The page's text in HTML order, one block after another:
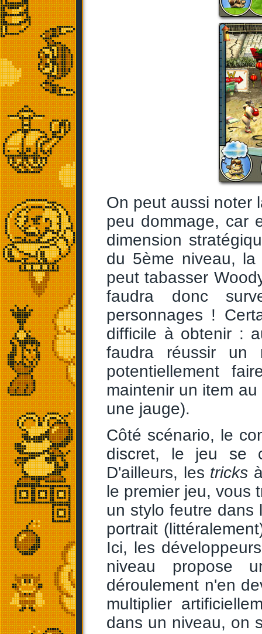
On peut aussi noter
peu dommage, car
dimension
du 5ème niveau,
peut tabasser
faudra donc
personnages !
difficile à obtenir :
faudra réussir un
potentiellement
maintenir un item
une jauge).
Côté scénario, le
discret, le jeu se
D'ailleurs, les tricks
le premier jeu, vous
un stylo feutre dans
portrait
Ici, les
niveau propose
déroulement n'en
multiplier
dans un niveau, on